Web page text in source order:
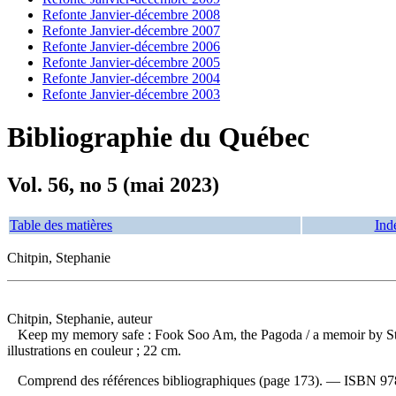
Refonte Janvier-décembre 2008
Refonte Janvier-décembre 2007
Refonte Janvier-décembre 2006
Refonte Janvier-décembre 2005
Refonte Janvier-décembre 2004
Refonte Janvier-décembre 2003
Bibliographie du Québec
Vol. 56, no 5 (mai 2023)
Table des matières
Chitpin, Stephanie
Chitpin, Stephanie, auteur
Keep my memory safe : Fook Soo Am, the Pagoda / a memoir by
illustrations en couleur ; 22 cm.
Comprend des références bibliographiques (page 173). — ISBN